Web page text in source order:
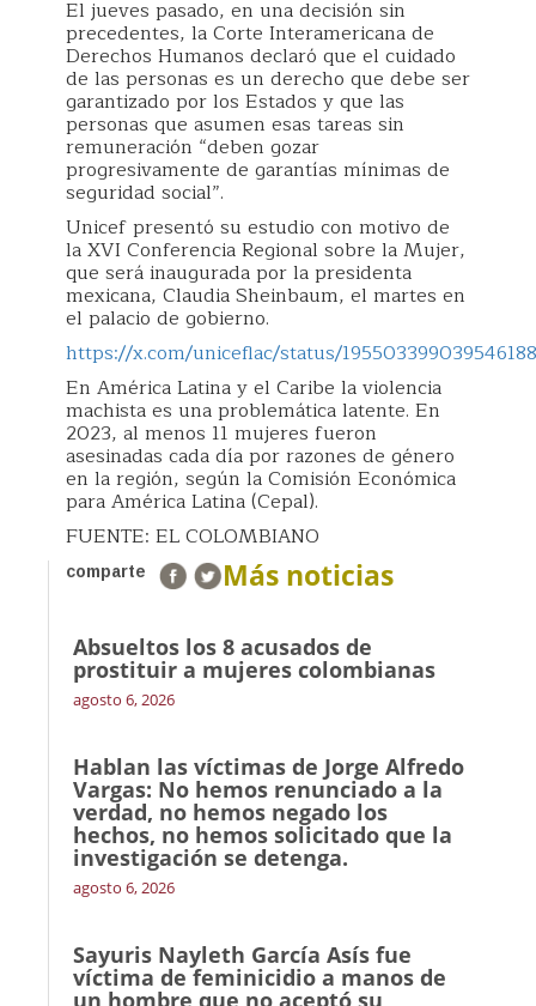
El jueves pasado, en una decisión sin
precedentes, la Corte Interamericana de
Derechos Humanos declaró que el cuidado
de las personas es un derecho que debe ser
garantizado por los Estados y que las
personas que asumen esas tareas sin
remuneración “deben gozar
progresivamente de garantías mínimas de
seguridad social”.
Unicef presentó su estudio con motivo de
la XVI Conferencia Regional sobre la Mujer,
que será inaugurada por la presidenta
mexicana, Claudia Sheinbaum, el martes en
el palacio de gobierno.
https://x.com/uniceflac/status/
En América Latina y el Caribe la violencia
machista es una problemática latente. En
2023, al menos 11 mujeres fueron
asesinadas cada día por razones de género
en la región, según la Comisión Económica
para América Latina (Cepal).
FUENTE: EL COLOMBIANO
comparte Más noticias
Absueltos los 8 acusados de
prostituir a mujeres colombianas
agosto 6, 2026
Hablan las víctimas de Jorge Alfredo
Vargas: No hemos renunciado a la
verdad, no hemos negado los
hechos, no hemos solicitado que la
investigación se detenga.
agosto 6, 2026
Sayuris Nayleth García Asís fue
víctima de feminicidio a manos de